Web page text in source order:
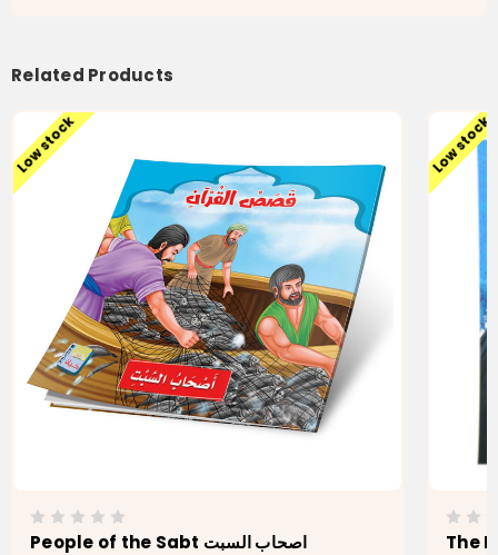
Related Products
Low stock
People of the Sabt اصحاب السبت
Low stock